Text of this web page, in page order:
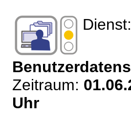
Dienst:
Zeitraum:
Uhr